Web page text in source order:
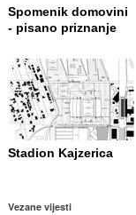
Spomenik domovini
- pisano priznanje
Stadion Kajzerica
Vezane vijesti